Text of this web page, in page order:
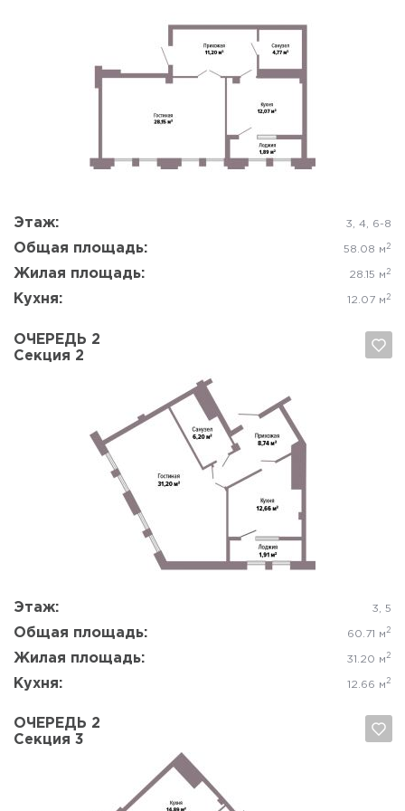
Этаж: 3, 4, 6-8
Общая площадь: 58.08 м 2
Жилая площадь: 28.15 м 2
Кухня: 12.07 м 2
Отмена
ОЧЕРЕДЬ 2
Секция 2
Этаж: 3, 5
Общая площадь: 60.71 м 2
Жилая площадь: 31.20 м 2
Кухня: 12.66 м 2
ОЧЕРЕДЬ 2
Секция 3